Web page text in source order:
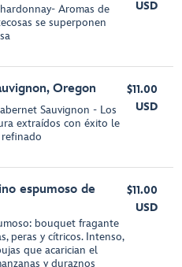
Aromas de
se superponen
USD
Oregon
Sauvignon - Los
extraídos con éxito le
$11.00
USD
espumoso de
bouquet fragante
peras y cítricos. Intenso,
que acarician el
y duraznos
$11.00
USD